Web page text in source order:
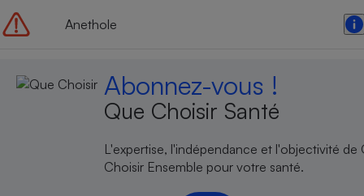
Anethole
Abonnez-vous !
Que Choisir Santé
L'expertise, l'indépendance et l'objectivité de
Choisir Ensemble pour votre santé.